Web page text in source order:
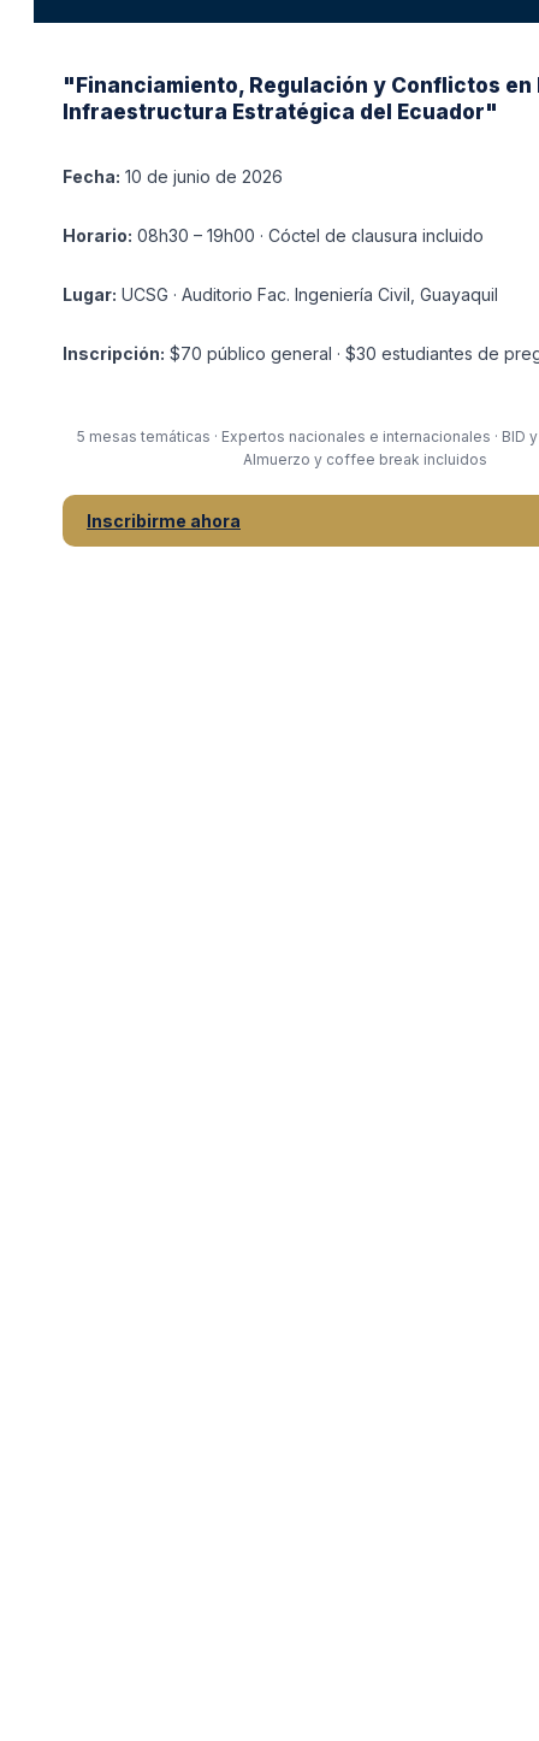
"Financiamiento, Regulación y Conflictos en
Infraestructura Estratégica del Ecuador"
Fecha: 10 de junio de 2026
Horario: 08h30 – 19h00 · Cóctel de clausura incluido
Lugar: UCSG · Auditorio Fac. Ingeniería Civil, Guayaquil
Inscripción: $70 público general · $30 estudiantes de
5 mesas temáticas · Expertos nacionales e internacionales · BID
Almuerzo y coffee break incluidos
Inscribirme ahora